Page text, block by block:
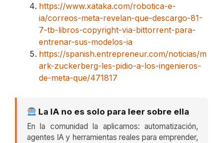
https://www.xataka.com/robotica-e-
ia/correos-meta-revelan-que-descargo-81-
7-tb-libros-copyright-via-bittorrent-para-
entrenar-sus-modelos-ia
https://spanish.entrepreneur.com/noticias/m
ark-zuckerberg-les-pidio-a-los-ingenieros-
de-meta-que/471817
La IA no es solo para leer sobre ella
En la comunidad la aplicamos: automatización,
agentes IA y herramientas reales para emprender,